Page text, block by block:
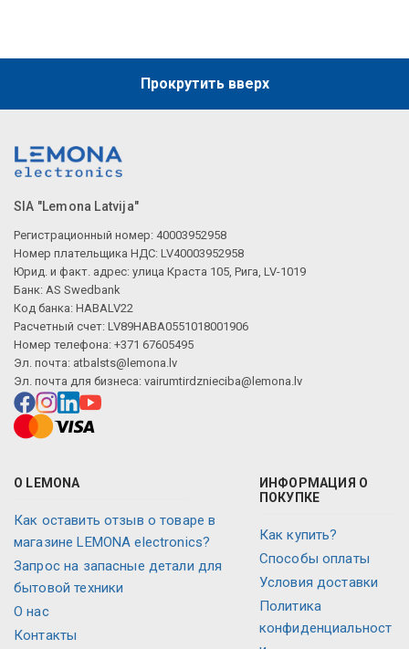
Прокрутить вверх
SIA "Lemona Latvija"
Регистрационный номер: 40003952958
Номер плательщика НДС: LV40003952958
Юрид. и факт. адрес: улица Краста 105, Рига, LV-1019
Банк: AS Swedbank
Код банка: HABALV22
Расчетный счет: LV89HABA0551018001906
Номер телефона: +371 67605495
Эл. почта: atbalsts@lemona.lv
Эл. почта для бизнеса: vairumtirdznieciba@lemona.lv
О LEMONA
Как оставить отзыв о товаре в
магазине LEMONA electronics?
Запрос на запасные детали для
бытовой техники
О нас
Контакты
ИНФОРМАЦИЯ О
ПОКУПКЕ
Как купить?
Способы оплаты
Условия доставки
Политика
конфиденциальност